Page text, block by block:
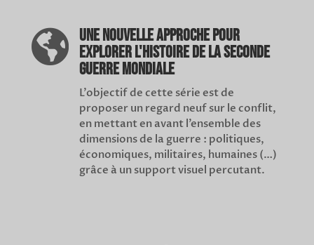
 Une nouvelle approche pour
explorer l'Histoire de la Seconde
Guerre mondiale
L’objectif de cette série est de
proposer un regard neuf sur le conflit,
en mettant en avant l’ensemble des
dimensions de la guerre : politiques,
économiques, militaires, humaines (…)
grâce à un support visuel percutant.